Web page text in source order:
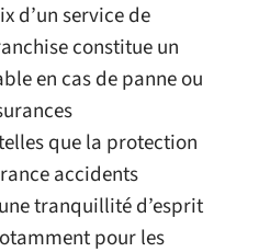
d’un service de
constitue un
en cas de panne ou
que la protection
accidents
tranquillité d’esprit
pour les